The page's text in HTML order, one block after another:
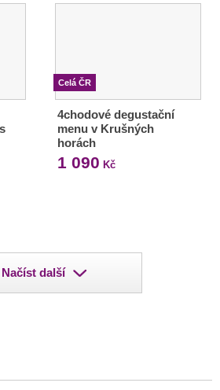
Celá ČR
4chodové degustační
menu v Krušných
horách
1 090 Kč
Načíst další